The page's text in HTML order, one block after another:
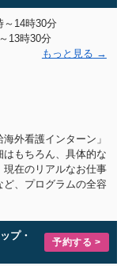
～14時30分
13時30分
もっと見る
外看護インターン」
もちろん、具体的な
現在のリアルなお仕事
、プログラムの全容
プ・
予約する >